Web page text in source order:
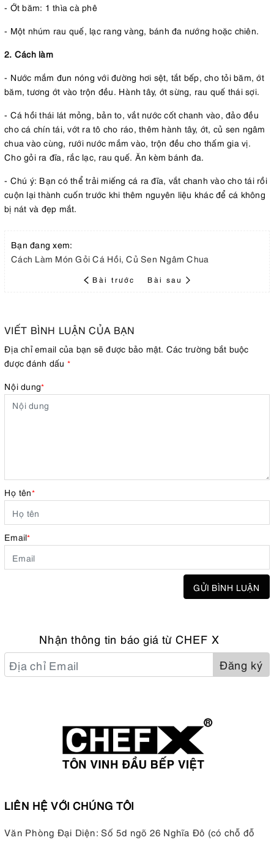
- Ớt băm: 1 thìa cà phê
- Một nhúm rau quế, lạc rang vàng, bánh đa nướng hoặc chiên.
2. Cách làm
- Nước mắm đun nóng với đường hơi sệt, tắt bếp, cho tỏi băm, ớt
băm, tương ớt vào trộn đều. Hành tây, ớt sừng, rau quế thái sợi.
- Cá hồi thái lát mỏng, bản to, vắt nước cốt chanh vào, đảo đều
cho cá chín tái, vớt ra tô cho ráo, thêm hành tây, ớt, củ sen ngâm
chua vào cùng, rưới nước mắm vào, trộn đều cho thấm gia vị.
Cho gỏi ra đĩa, rắc lạc, rau quế. Ăn kèm bánh đa.
- Chú ý: Bạn có thể trải miếng cá ra đĩa, vắt chanh vào cho tái rồi
cuộn lại thành cuốn trước khi thêm nguyên liệu khác để cá không
bị nát và đẹp mắt.
Bạn đang xem:
Cách Làm Món Gỏi Cá Hồi, Củ Sen Ngâm Chua
Bài trước Bài sau
VIẾT BÌNH LUẬN CỦA BẠN
Địa chỉ email của bạn sẽ được bảo mật. Các trường bắt buộc
được đánh dấu *
Nội dung*
Họ tên*
Email*
GỬI BÌNH LUẬN
Nhận thông tin báo giá từ CHEF X
Đăng ký
LIÊN HỆ VỚI CHÚNG TÔI
Văn Phòng Đại Diện: Số 5d ngõ 26 Nghĩa Đô (có chỗ đỗ